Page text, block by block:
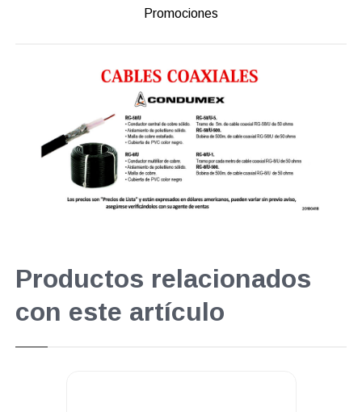
Promociones
Productos relacionados
con este artículo